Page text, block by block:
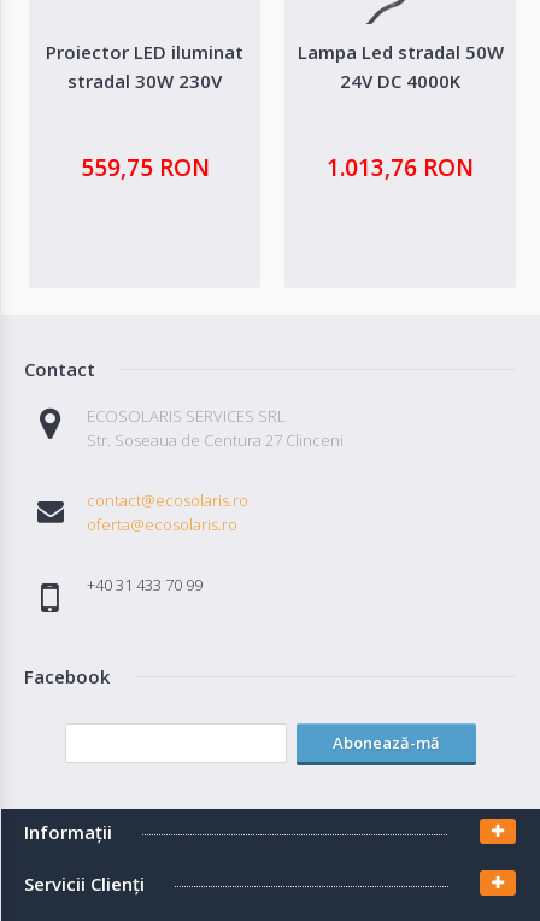
Proiector LED iluminat
stradal 30W 230V
559,75 RON
Lampa Led stradal 50W
24V DC 4000K
1.013,76 RON
Contact
ECOSOLARIS SERVICES SRL
Str. Soseaua de Centura 27 Clinceni
contact@ecosolaris.ro
oferta@ecosolaris.ro
+40 31 433 70 99
Facebook
Abonează-mă
Informaţii
Servicii Clienţi